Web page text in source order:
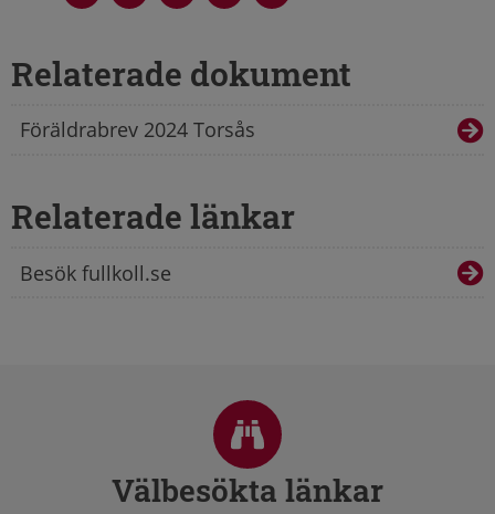
Relaterade dokument
Föräldrabrev 2024 Torsås
Relaterade länkar
Besök fullkoll.se
Välbesökta länkar